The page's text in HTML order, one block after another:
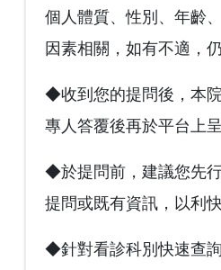
個人體質、性別、年齡
因素相關，如有不適，
◆收到您的提問後，本
專人答覆後再於平台上呈
◆於提問前，建議您先
提問或既有資訊，以利
◆針對看診科別快速查詢